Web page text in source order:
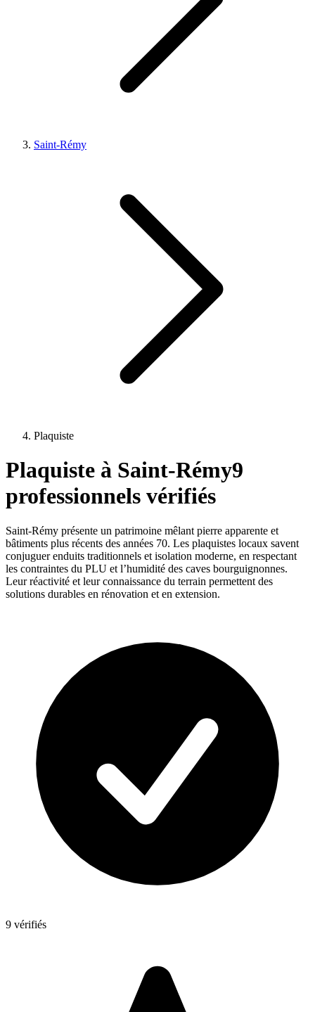
Saint-Rémy
Plaquiste
Plaquiste à Saint-Rémy9
professionnels vérifiés
Saint-Rémy présente un patrimoine mêlant pierre apparente et
bâtiments plus récents des années 70. Les plaquistes locaux savent
conjuguer enduits traditionnels et isolation moderne, en respectant
les contraintes du PLU et l’humidité des caves bourguignonnes.
Leur réactivité et leur connaissance du terrain permettent des
solutions durables en rénovation et en extension.
9 vérifiés